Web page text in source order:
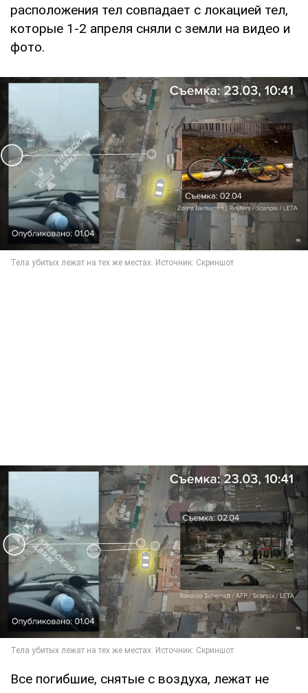
расположения тел совпадает с локацией тел,
которые 1-2 апреля сняли с земли на видео и
фото.
Все погибшие, снятые с воздуха, лежат не